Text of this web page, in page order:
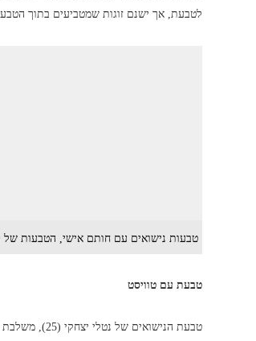
לטבעת, אך ישנם זוגות שמטביעים בתוך
טבעות נישואים עם חותם אישי, הטבעות של
טבעת עם טוויסט
טבעת